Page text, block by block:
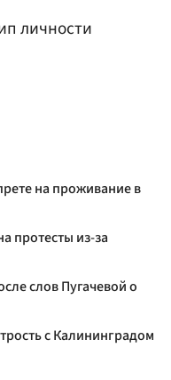
личности
на проживание в
протесты из-за
слов Пугачевой о
с Калининградом